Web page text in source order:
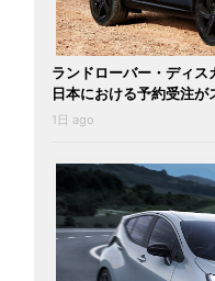
ランドローバー・ディ
日本における予約受注が
1日 ago